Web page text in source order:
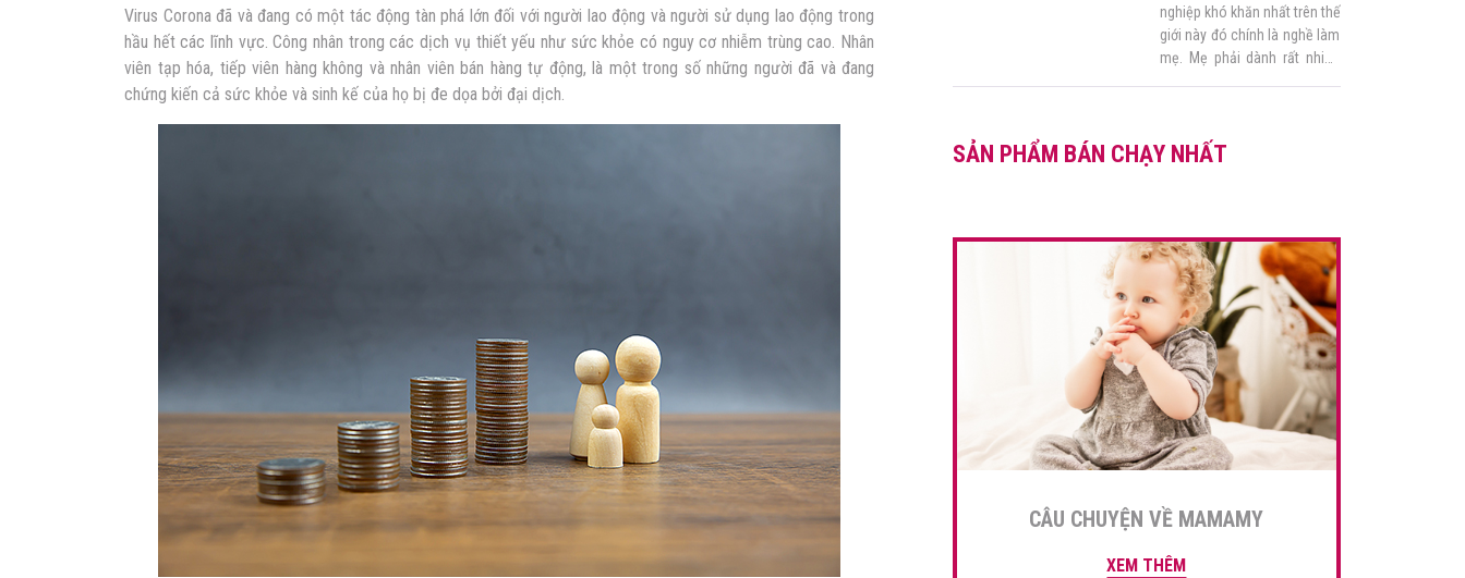
Virus Corona đã và đang có một tác động tàn phá lớn đối với người lao động và người sử dụng lao động trong
hầu hết các lĩnh vực. Công nhân trong các dịch vụ thiết yếu như sức khỏe có nguy cơ nhiễm trùng cao. Nhân
viên tạp hóa, tiếp viên hàng không và nhân viên bán hàng tự động, là một trong số những người đã và đang
chứng kiến ​​cả sức khỏe và sinh kế của họ bị đe dọa bởi đại dịch.
nghiệp khó khăn nhất trên thế
giới này đó chính là nghề làm
mẹ. Mẹ phải dành rất nhiều
mẹ, vừa phải làm vợ, người
SẢN PHẨM BÁN CHẠY NHẤT
CÂU CHUYỆN VỀ MAMAMY
XEM THÊM